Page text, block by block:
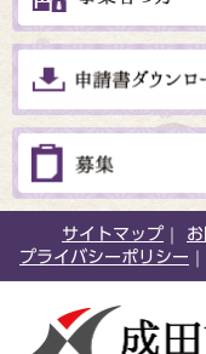
サイトマップ
プライバシーポリシー